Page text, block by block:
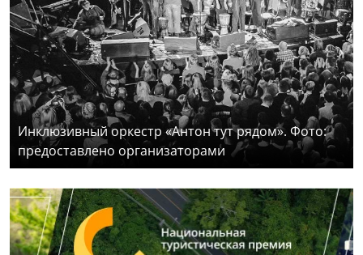
Инклюзивный оркестр «Антон тут рядом». Фото:
предоставлено организаторами